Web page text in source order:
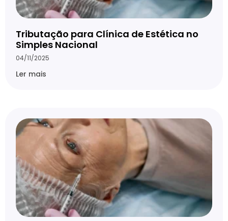
Tributação para Clínica de Estética no
Simples Nacional
04/11/2025
Ler mais